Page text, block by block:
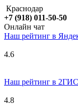
Краснодар
+7 (918) 011-50-50
Онлайн чат
Наш рейтинг в Я
4.6
Наш рейтинг в 2ГИС
4.8